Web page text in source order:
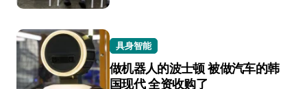
具身智能
做机器人的波士顿 被做汽车的韩
国现代 全资收购了